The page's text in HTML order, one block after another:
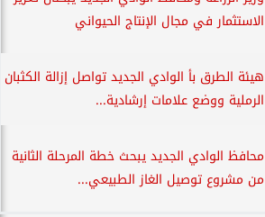
الاستثمار في مجال الإنتاج الحيواني
هيئة الطرق بأ الوادي الجديد تواصل إزالة الكثبان
الرملية ووضع علامات إرشادية...
محافظ الوادي الجديد يبحث خطة المرحلة الثانية
من مشروع توصيل الغاز الطبيعي...